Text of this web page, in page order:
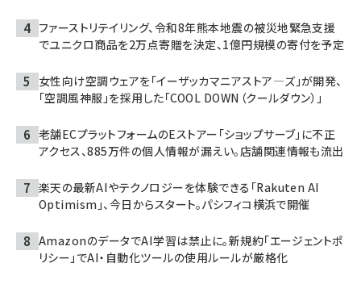
ファーストリテイリング、令和8年熊本地震の被災地緊急支援
でユニクロ商品を2万点寄贈を決定、1億円規模の寄付を予定
女性向け空調ウェアを「イーザッカマニアストア―ズ」が開発、
「空調風神服」を採用した「COOL DOWN（クールダウン）」
老舗ECプラットフォームのEストアー「ショップサーブ」に不正
アクセス、885万件の個人情報が漏えい。店舗関連情報も流出
楽天の最新AIやテクノロジーを体験できる「Rakuten AI
Optimism」、今日からスタート。パシフィコ横浜で開催
AmazonのデータでAI学習は禁止に。新規約「エージェントポ
リシー」でAI・自動化ツールの使用ルールが厳格化